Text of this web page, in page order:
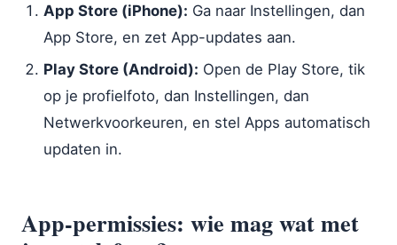
App Store (iPhone): Ga naar Instellingen, dan
App Store, en zet App-updates aan.
Play Store (Android): Open de Play Store, tik
op je profielfoto, dan Instellingen, dan
Netwerkvoorkeuren, en stel Apps automatisch
updaten in.
App-permissies: wie mag wat met